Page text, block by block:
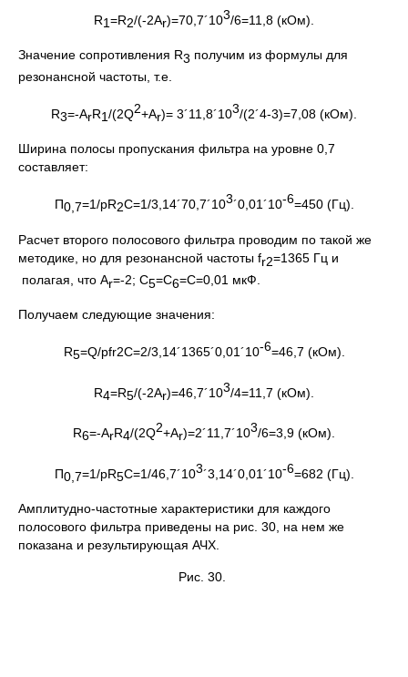
R1=R2/(-2Ar)=70,7´103/6=11,8 (кОм).
Значение сопротивления R3 получим из формулы для
резонансной частоты, т.е.
R3=-ArR1/(2Q2+Ar)= 3´11,8´103/(2´4-3)=7,08 (кОм).
Ширина полосы пропускания фильтра на уровне 0,7
составляет:
П0,7=1/pR2C=1/3,14´70,7´103´0,01´10-6=450 (Гц).
Расчет второго полосового фильтра проводим по такой же
методике, но для резонансной частоты fr2=1365 Гц и
полагая, что Ar=-2; С5=С6=C=0,01 мкФ.
Получаем следующие значения:
R5=Q/pfr2C=2/3,14´1365´0,01´10-6=46,7 (кОм).
R4=R5/(-2Ar)=46,7´103/4=11,7 (кОм).
R6=-ArR4/(2Q2+Ar)=2´11,7´103/6=3,9 (кОм).
П0,7=1/pR5C=1/46,7´103´3,14´0,01´10-6=682 (Гц).
Амплитудно-частотные характеристики для каждого
полосового фильтра приведены на рис. 30, на нем же
показана и результирующая АЧХ.
Рис. 30.